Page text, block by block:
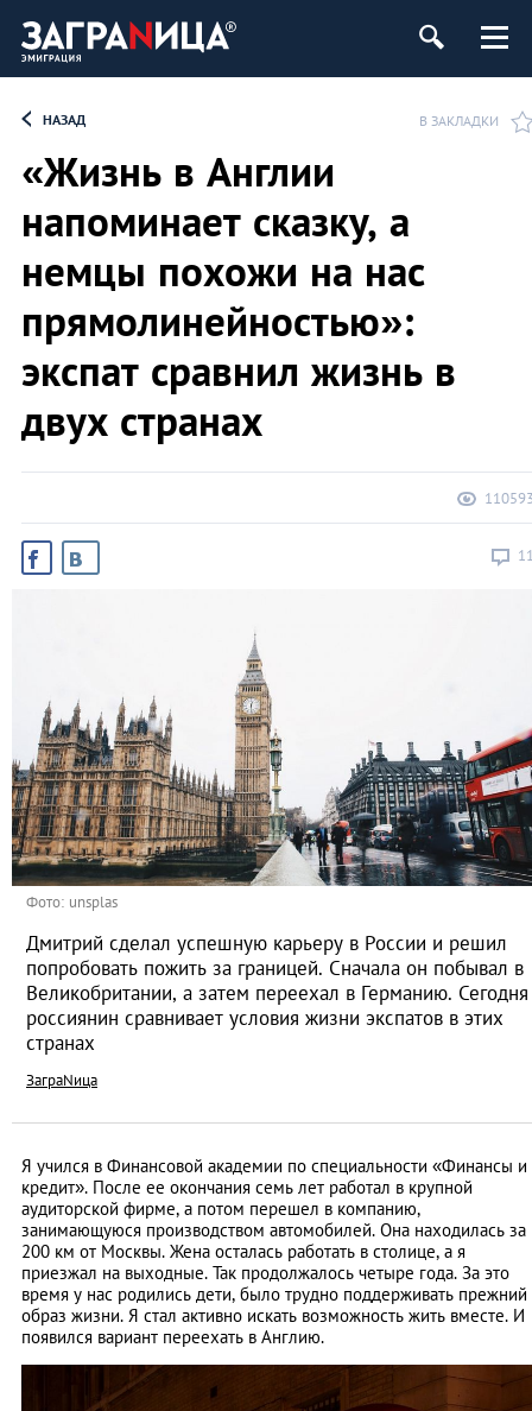
НАЗАД В ЗАКЛАДКИ
«Жизнь в Англии
напоминает сказку, а
немцы похожи на нас
прямолинейностью»:
экспат сравнил жизнь в
двух странах
Фото: unsplas
Дмитрий сделал успешную карьеру в России и решил
попробовать пожить за границей. Сначала он побывал в
Великобритании, а затем переехал в Германию. Сегодня
россиянин сравнивает условия жизни экспатов в этих
странах
ЗаграNица
Я учился в Финансовой академии по специальности «Финансы и
кредит». После ее окончания семь лет работал в крупной
аудиторской фирме, а потом перешел в компанию,
занимающуюся производством автомобилей. Она находилась за
200 км от Москвы. Жена осталась работать в столице, а я
приезжал на выходные. Так продолжалось четыре года. За это
время у нас родились дети, было трудно поддерживать прежний
образ жизни. Я стал активно искать возможность жить вместе. И
появился вариант переехать в Англию.